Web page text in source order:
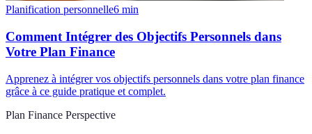
Planification personnelle6 min
Comment Intégrer des Objectifs Personnels dans
Votre Plan Finance
Apprenez à intégrer vos objectifs personnels dans votre plan finance
grâce à ce guide pratique et complet.
Plan Finance Perspective